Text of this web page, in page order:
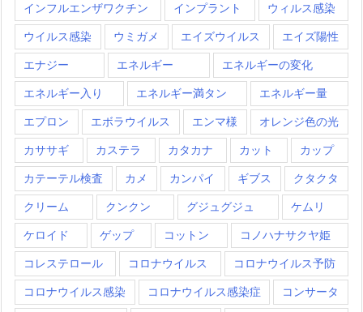
インフルエンザワクチン インプラント ウィルス感染
ウイルス感染 ウミガメ エイズウイルス エイズ陽性
エナジー エネルギー エネルギーの変化
エネルギー入り エネルギー満タン エネルギー量
エプロン エボラウイルス エンマ様 オレンジ色の光
カササギ カステラ カタカナ カット カップ
カテーテル検査 カメ カンパイ ギブス クタクタ
クリーム クンクン グジュグジュ ケムリ
ケロイド ゲップ コットン コノハナサクヤ姫
コレステロール コロナウイルス コロナウイルス予防
コロナウイルス感染 コロナウイルス感染症 コンサータ